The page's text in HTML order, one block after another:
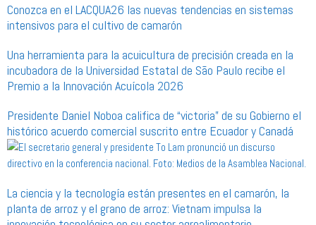
Conozca en el LACQUA26 las nuevas tendencias en sistemas
intensivos para el cultivo de camarón
Una herramienta para la acuicultura de precisión creada en la
incubadora de la Universidad Estatal de São Paulo recibe el
Premio a la Innovación Acuícola 2026
Presidente Daniel Noboa califica de “victoria” de su Gobierno el
histórico acuerdo comercial suscrito entre Ecuador y Canadá
La ciencia y la tecnología están presentes en el camarón, la
planta de arroz y el grano de arroz: Vietnam impulsa la